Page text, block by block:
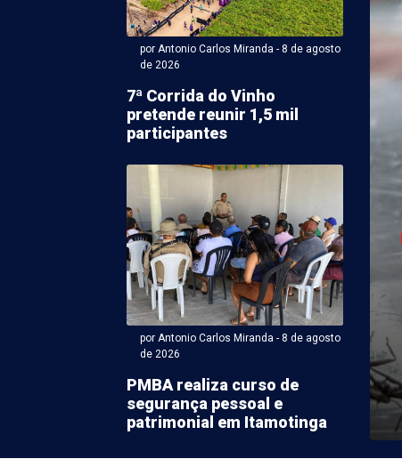
por Antonio Carlos Miranda - 8 de agosto
de 2026
7ª Corrida do Vinho
pretende reunir 1,5 mil
participantes
por Antonio Carlos Miranda - 8 de agosto
de 2026
PMBA realiza curso de
segurança pessoal e
patrimonial em Itamotinga
Carlos Miranda - 08 de agosto 2026 às 17:23
segurança
em Juazeiro e
integração entre
Interinstitucional de Segurança Pública Integrada